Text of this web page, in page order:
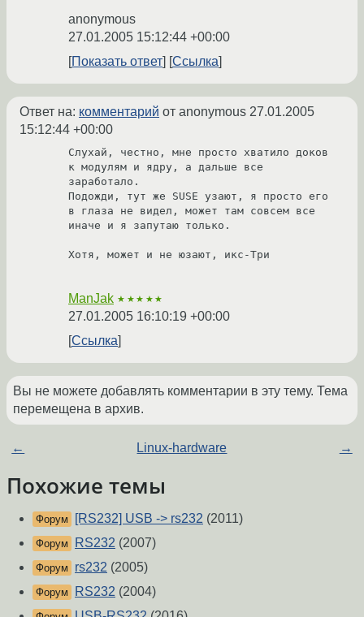
anonymous
27.01.2005 15:12:44 +00:00
Показать ответ
Ссылка
Ответ на: комментарий от anonymous 27.01.2005
15:12:44 +00:00
Слухай, честно, мне просто хватило доков
к модулям и ядру, а дальше все
заработало.
Подожди, тут же SUSE узают, я просто его
в глаза не видел, может там совсем все
иначе и я запутаю только.
Хотя, может и не юзают, икс-Три
ManJak ★★★★★
27.01.2005 16:10:19 +00:00
Ссылка
Вы не можете добавлять комментарии в эту тему. Тема
перемещена в архив.
← Linux-hardware →
Похожие темы
Форум [RS232] USB -> rs232 (2011)
Форум RS232 (2007)
Форум rs232 (2005)
Форум RS232 (2004)